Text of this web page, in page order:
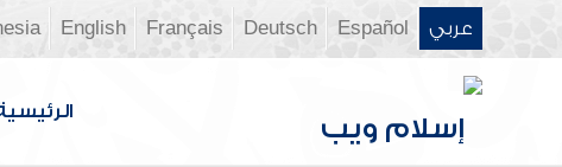
عربي Español
Deutsch
Français
English